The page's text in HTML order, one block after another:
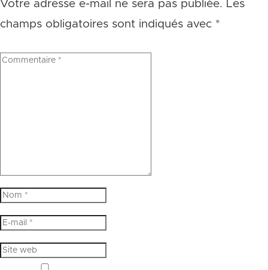
Votre adresse e-mail ne sera pas publiée. Les
champs obligatoires sont indiqués avec *